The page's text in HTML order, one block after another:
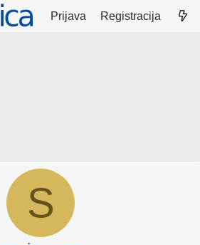
Prijava Registracija
S